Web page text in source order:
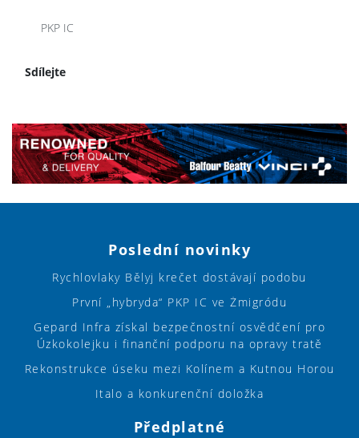
PKP IC
Sdílejte
Poslední novinky
Rychlovlaky Bělyj krečet dostávají podobu
První „hybryda“ PKP IC ve Żmigródu
Gepard Infra získal bezpečnostní osvědčení pro
Úzkokolejku i finanční podporu na opravy tratě
Rekonstrukce úseku mezi Kolínem a Kutnou Horou
Italo a konkurenční doložka
Předplatné